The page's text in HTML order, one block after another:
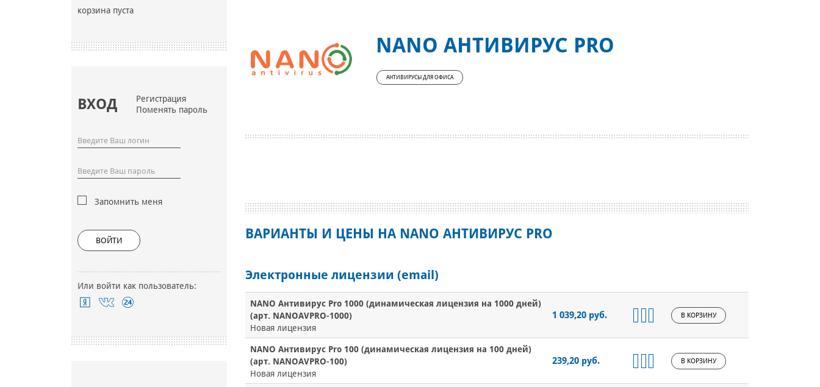
корзина пуста
ВХОД
Регистрация
Поменять пароль
Запомнить меня
ВОЙТИ
Или войти как пользователь:
NANO АНТИВИРУС PRO
АНТИВИРУСЫ ДЛЯ ОФИСА
ВАРИАНТЫ И ЦЕНЫ НА NANO АНТИВИРУС PRO
Электронные лицензии (email)
NANO Антивирус Pro 1000 (динамическая лицензия на 1000 дней)
(арт. NANOAVPRO-1000)
Новая лицензия
1 039,20 руб. В КОРЗИНУ
NANO Антивирус Pro 100 (динамическая лицензия на 100 дней)
(арт. NANOAVPRO-100)
Новая лицензия
239,20 руб. В КОРЗИНУ